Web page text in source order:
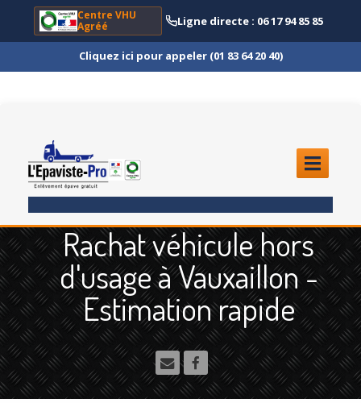
Centre VHU
Agréé
Ligne directe : 06 17 94 85 85
Cliquez ici pour appeler (01 83 64 20 40)
ENLÈVEMENTÉPAVE
Quoi?
Scooteret Moto
Camion
et Poids Lourd
Utilitaire
Rachat véhicule hors
d'usage à Vauxaillon -
Estimation rapide